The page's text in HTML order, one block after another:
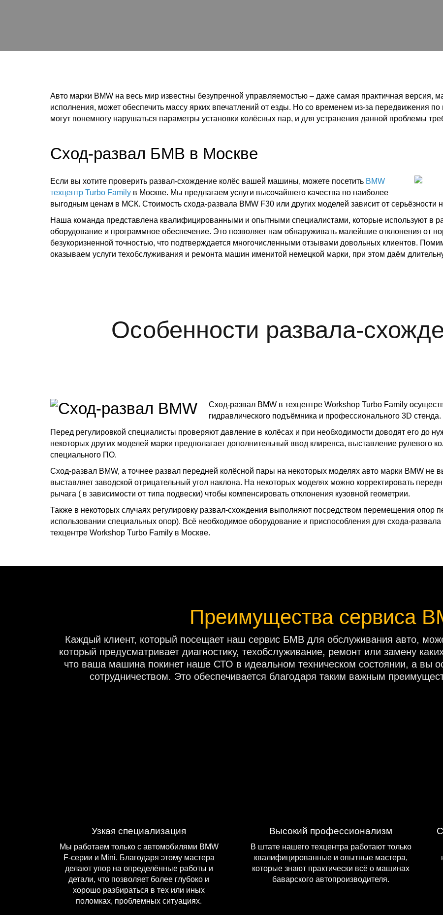
Авто марки BMW на весь мир известны безупречной управляемостью – даже самая практичная версия,
исполнения, может обеспечить массу ярких впечатлений от езды. Но со временем из-за передвижения
могут понемногу нарушаться параметры установки колёсных пар, и для устранения данной проблемы
Сход-развал БМВ в Москве
Если вы хотите проверить развал-схождение колёс вашей машины, можете посетить BMW
техцентр Turbo Family в Москве. Мы предлагаем услуги высочайшего качества по наиболее
выгодным ценам в МСК. Стоимость схода-развала BMW F30 или других моделей зависит от серьёзности
Наша команда представлена квалифицированными и опытными специалистами, которые используют в
оборудование и программное обеспечение. Это позволяет нам обнаруживать малейшие отклонения от
безукоризненной точностью, что подтверждается многочисленными отзывами довольных клиентов.
оказываем услуги техобслуживания и ремонта машин именитой немецкой марки, при этом даём
Особенности развала-
Сход-развал BMW в техцентре Workshop Turbo Family
гидравлического подъёмника и профессионального 3D стенда.
Перед регулировкой специалисты проверяют давление в колёсах и при необходимости доводят его до
некоторых других моделей марки предполагает дополнительный ввод клиренса, выставление рулевого
специального ПО.
Сход-развал BMW, а точнее развал передней колёсной пары на некоторых моделях авто марки BMW не
выставляет заводской отрицательный угол наклона. На некоторых моделях можно корректировать
рычага ( в зависимости от типа подвески) чтобы компенсировать отклонения кузовной геометрии.
Также в некоторых случаях регулировку развал-схождения выполняют посредством перемещения опор
использовании специальных опор). Всё необходимое оборудование и приспособления для схода-
техцентре Workshop Turbo Family в Москве.
Преимущества сервиса
Каждый клиент, который посещает наш сервис БМВ для обслуживания авто,
который предусматривает диагностику, техобслуживание, ремонт или замену
что ваша машина покинет наше СТО в идеальном техническом состоянии, а вы
сотрудничеством. Это обеспечивается благодаря таким важным
Узкая специализация
Мы работаем только с автомобилями BMW
F-серии и Mini. Благодаря этому мастера
делают упор на определённые работы и
детали, что позволяет более глубоко и
хорошо разбираться в тех или иных
поломках, проблемных ситуациях.
Высокий профессионализм
В штате нашего техцентра работают только
квалифицированные и опытные мастера,
которые знают практически всё о машинах
баварского автопроизводителя.